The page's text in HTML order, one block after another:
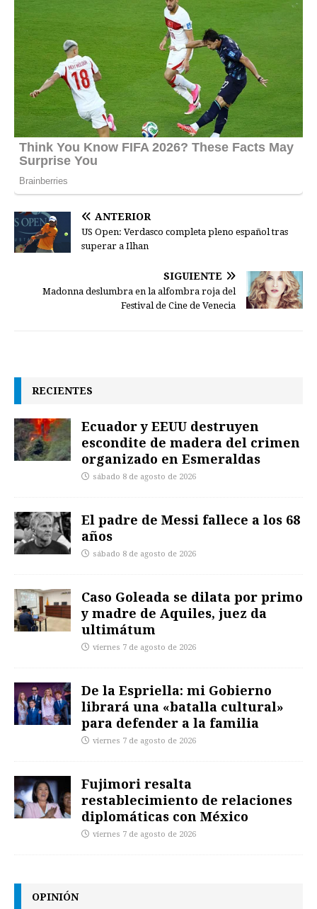
ANTERIOR
US Open: Verdasco completa pleno español tras
superar a Ilhan
SIGUIENTE
Madonna deslumbra en la alfombra roja del
Festival de Cine de Venecia
RECIENTES
Ecuador y EEUU destruyen
escondite de madera del crimen
organizado en Esmeraldas
sábado 8 de agosto de 2026
El padre de Messi fallece a los 68
años
sábado 8 de agosto de 2026
Caso Goleada se dilata por primo
y madre de Aquiles, juez da
ultimátum
viernes 7 de agosto de 2026
De la Espriella: mi Gobierno
librará una «batalla cultural»
para defender a la familia
viernes 7 de agosto de 2026
Fujimori resalta
restablecimiento de relaciones
diplomáticas con México
viernes 7 de agosto de 2026
OPINIÓN